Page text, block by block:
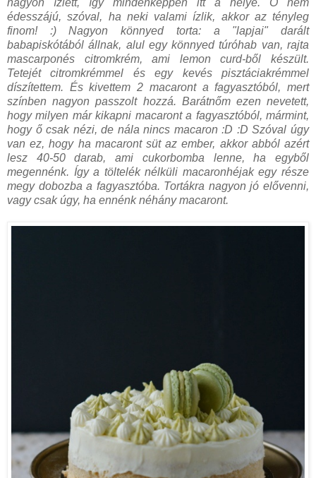
nagyon ízlett, így mindenképpen itt a helye. Ő nem
édesszájú, szóval, ha neki valami ízlik, akkor az tényleg
finom! :) Nagyon könnyed torta: a "lapjai" darált
babapiskótából állnak, alul egy könnyed túróhab van, rajta
mascarponés citromkrém, ami lemon curd-ből készült.
Tetejét citromkrémmel és egy kevés pisztáciakrémmel
díszítettem. És kivettem 2 macaront a fagyasztóból, mert
színben nagyon passzolt hozzá. Barátnőm ezen nevetett,
hogy milyen már kikapni macaront a fagyasztóból, mármint,
hogy ő csak nézi, de nála nincs macaron :D :D Szóval úgy
van ez, hogy ha macaront süt az ember, akkor abból azért
lesz 40-50 darab, ami cukorbomba lenne, ha egyből
megennénk. Így a töltelék nélküli macaronhéjak egy része
megy dobozba a fagyasztóba. Tortákra nagyon jó elővenni,
vagy csak úgy, ha ennénk néhány macaront.